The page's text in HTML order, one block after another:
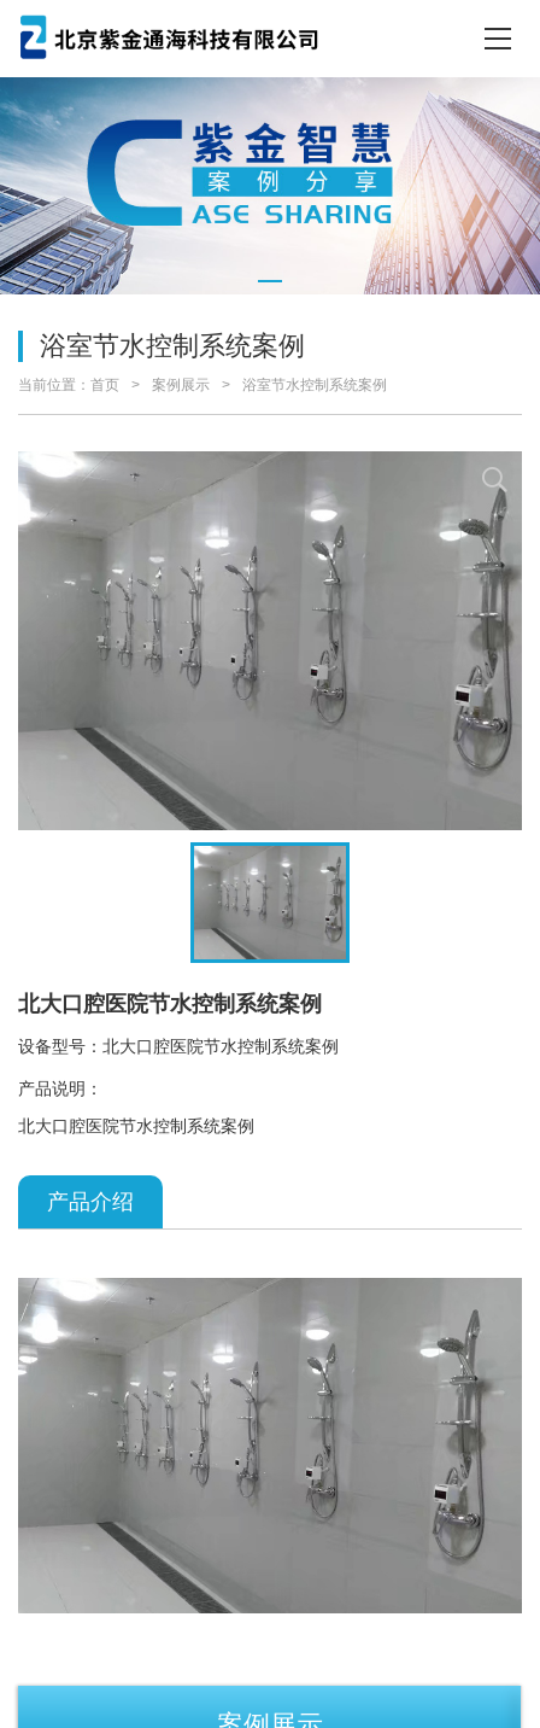
浴室节水控制系统案例
当前位置： 首页 案例展示 浴室节水控制系统案例
北大口腔医院节水控制系统案例
设备型号：北大口腔医院节水控制系统案例
产品说明：
北大口腔医院节水控制系统案例
产品介绍